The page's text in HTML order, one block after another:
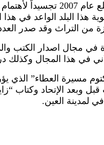
جاء إطلاق مؤسسة
هذا البلد الواعد في
فبراير 2007 وحقق نجاحات كبيرة مما يؤكد قبول
في مجال اصدار الكتب
في هذا المجال
مسيرة العطاء”
قبل وبعد الإتحاد
لمدينة العين.